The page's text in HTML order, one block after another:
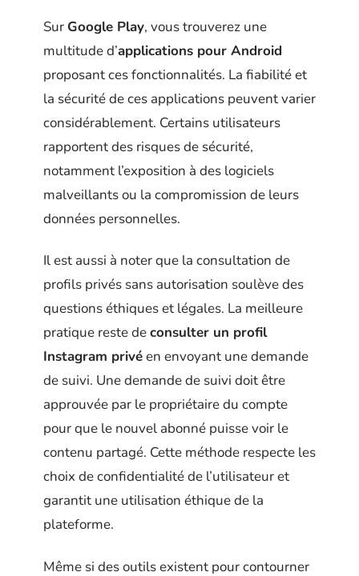
Sur Google Play, vous trouverez une
multitude d’applications pour Android
proposant ces fonctionnalités. La fiabilité et
la sécurité de ces applications peuvent varier
considérablement. Certains utilisateurs
rapportent des risques de sécurité,
notamment l’exposition à des logiciels
malveillants ou la compromission de leurs
données personnelles.
Il est aussi à noter que la consultation de
profils privés sans autorisation soulève des
questions éthiques et légales. La meilleure
pratique reste deconsulter un profil
Instagram privéen envoyant une demande
de suivi. Une demande de suivi doit être
approuvée par le propriétaire du compte
pour que le nouvel abonné puisse voir le
contenu partagé. Cette méthode respecte les
choix de confidentialité de l’utilisateur et
garantit une utilisation éthique de la
plateforme.
Même si des outils existent pour contourner